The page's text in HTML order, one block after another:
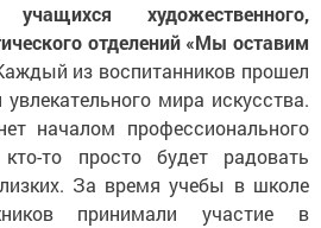
художественного,
отделений «Мы оставим
из воспитанников прошел
мира искусства.
началом профессионального
то просто будет радовать
За время учебы в школе
принимали участие в